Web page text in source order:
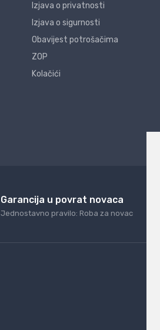
Izjava o privatnosti
Izjava o sigurnosti
Obavijest potrošačima
ZOP
Kolačići
Garancija u povrat novaca
Jednostavno pravilo: Roba za novac